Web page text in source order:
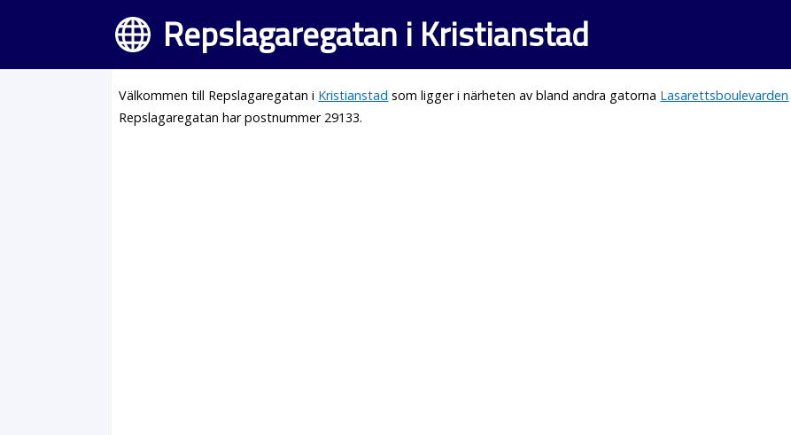
Repslagaregatan i Kristianstad
Välkommen till Repslagaregatan i Kristianstad som ligger i närheten av bland andra gatorna Lasarettsboulevarden
Repslagaregatan har postnummer 29133.